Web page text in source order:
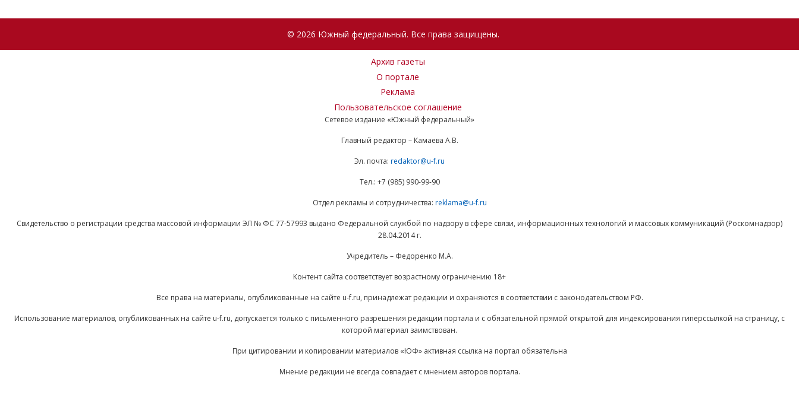
© 2026 Южный федеральный. Все права защищены.
Архив газеты
О портале
Реклама
Пользовательское соглашение
Сетевое издание «Южный федеральный»
Главный редактор – Камаева А.В.
Эл. почта: redaktor@u-f.ru
Тел.: +7 (985) 990-99-90
Отдел рекламы и сотрудничества: reklama@u-f.ru
Свидетельство о регистрации средства массовой информации ЭЛ № ФС 77-57993 выдано Федеральной службой по надзору в сфере связи, информационных технологий и массовых коммуникаций (Роскомнадзор)
28.04.2014 г.
Учредитель – Федоренко М.А.
Контент сайта соответствует возрастному ограничению 18+
Все права на материалы, опубликованные на сайте u-f.ru, принадлежат редакции и охраняются в соответствии с законодательством РФ.
Использование материалов, опубликованных на сайте u-f.ru, допускается только с письменного разрешения редакции портала и с обязательной прямой открытой для индексирования гиперссылкой на страницу, с
которой материал заимствован.
При цитировании и копировании материалов «ЮФ» активная ссылка на портал обязательна
Мнение редакции не всегда совпадает с мнением авторов портала.